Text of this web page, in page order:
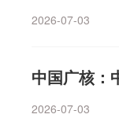
元，H200整机
多。随着AI在
持高速增长。
涨幅居前。消
2026-07-03
中国广核：
2026-07-03